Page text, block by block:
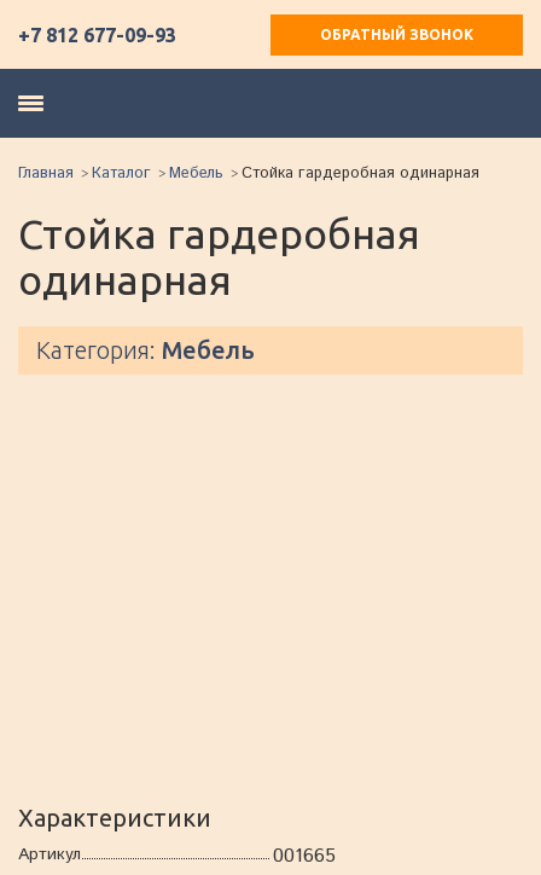
+7 812 677-09-93 ОБРАТНЫЙ ЗВОНОК
Главная Каталог Мебель Стойка гардеробная одинарная
Стойка гардеробная
одинарная
Категория: Мебель
Характеристики
Артикул 001665